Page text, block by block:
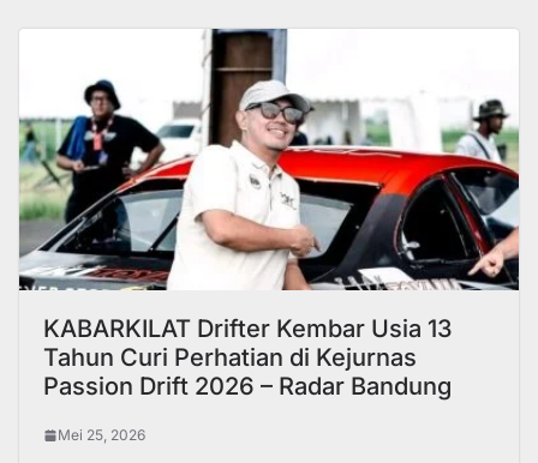
KABARKILAT Drifter Kembar Usia 13
Tahun Curi Perhatian di Kejurnas
Passion Drift 2026 – Radar Bandung
Mei 25, 2026